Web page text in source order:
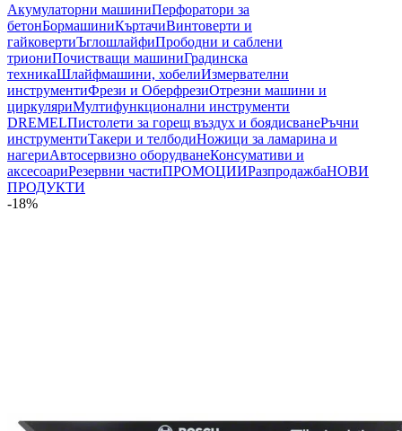
Акумулаторни машиниПерфоратори за
бетонБормашиниКъртачиВинтоверти и
гайковертиЪглошлайфиПрободни и саблени
триониПочистващи машиниГрадинска
техникаШлайфмашини, хобелиИзмервателни
инструментиФрези и ОберфрезиОтрезни машини и
циркуляриМултифункционални инструменти
DREMELПистолети за горещ въздух и боядисванеРъчни
инструментиТакери и телбодиНожици за ламарина и
нагериАвтосервизно оборудванеКонсумативи и
аксесоариРезервни частиПРОМОЦИИРазпродажбаНОВИ
ПРОДУКТИ
-18%